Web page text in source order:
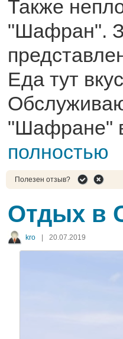
Также
"Шафран".
Еда тут
"Шафране"
полностью
Полезен отзыв?
Отдых в
kro | 20.07.2019